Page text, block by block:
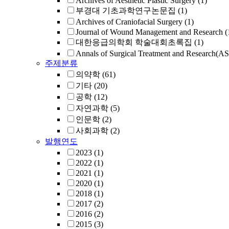
부경대 기초과학연구논문집 (1)
Archives of Craniofacial Surgery (1)
Journal of Wound Management and Research
대한응급의학회 학술대회초록집 (1)
Annals of Surgical Treatment and
주제분류
의약학 (61)
기타 (20)
공학 (12)
자연과학 (5)
인문학 (2)
사회과학 (2)
발행연도
2023 (1)
2022 (1)
2021 (1)
2020 (1)
2018 (1)
2017 (2)
2016 (2)
2015 (3)